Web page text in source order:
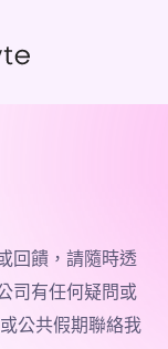
回饋，請隨時透
司有任何疑問或
公共假期聯絡我